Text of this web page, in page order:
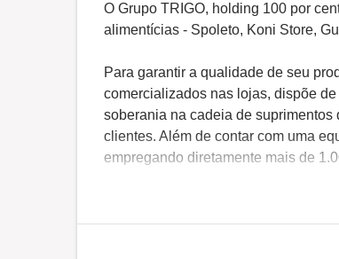
O Grupo TRIGO, holding 100 por
alimentícias - Spoleto, Koni Store,
Para garantir a qualidade de seu
comercializados nas lojas, dispõe
soberania na cadeia de
clientes. Além de contar com uma
empregando diretamente mais de